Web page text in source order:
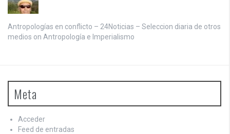
Antropologías en conflicto – 24Noticias – Seleccion diaria de otros
medios on Antropología e Imperialismo
Meta
Acceder
Feed de entradas